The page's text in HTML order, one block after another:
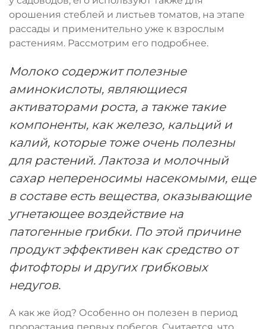
орошения стеблей и листьев томатов, на этапе
рассады и применительно уже к взрослым
растениям. Рассмотрим его подробнее.
Молоко содержит полезные
аминокислоты, являющиеся
активаторами роста, а также такие
компоненты, как железо, кальций и
калий, которые тоже очень полезны
для растений. Лактоза и молочный
сахар непереносимы насекомыми, еще
в составе есть вещества, оказывающие
угнетающее воздействие на
патогенные грибки. По этой причине
продукт эффективен как средство от
фитофторы и других грибковых
недугов.
А как же йод? Особенно он полезен в период